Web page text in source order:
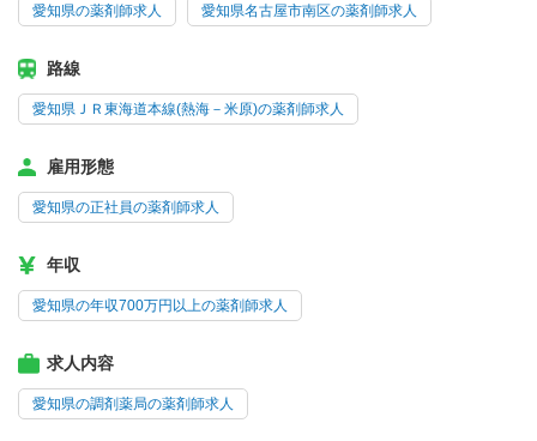
愛知県の薬剤師求人 愛知県名古屋市南区の薬剤師求人
路線
愛知県ＪＲ東海道本線(熱海－米原)の薬剤師求人
雇用形態
愛知県の正社員の薬剤師求人
年収
愛知県の年収700万円以上の薬剤師求人
求人内容
愛知県の調剤薬局の薬剤師求人